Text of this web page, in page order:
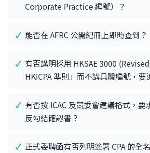
Corporate Practice 編號）？
能否在 AFRC 公開紀冊上即時查到？
有否講明採用 HKSAE 3000
HKICPA 準則」而不講具體編號，要
有否按 ICAC 及競委會建議格式，要
反勾結確認書？
正式委聘函有否列明簽署 CPA 的全